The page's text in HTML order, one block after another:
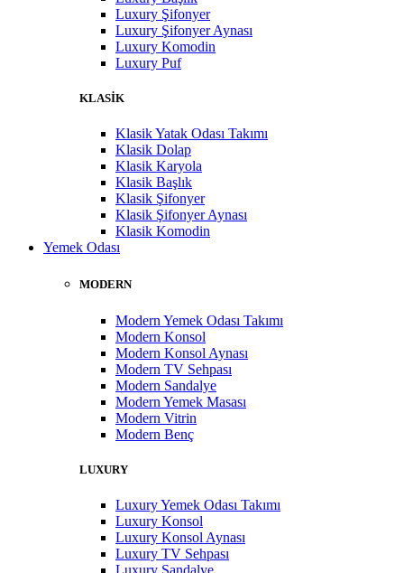
Luxury Şifonyer
Luxury Şifonyer Aynası
Luxury Komodin
Luxury Puf
KLASİK
Klasik Yatak Odası Takımı
Klasik Dolap
Klasik Karyola
Klasik Başlık
Klasik Şifonyer
Klasik Şifonyer Aynası
Klasik Komodin
Yemek Odası
MODERN
Modern Yemek Odası Takımı
Modern Konsol
Modern Konsol Aynası
Modern TV Sehpası
Modern Sandalye
Modern Yemek Masası
Modern Vitrin
Modern Benç
LUXURY
Luxury Yemek Odası Takımı
Luxury Konsol
Luxury Konsol Aynası
Luxury TV Sehpası
Luxury Sandalye